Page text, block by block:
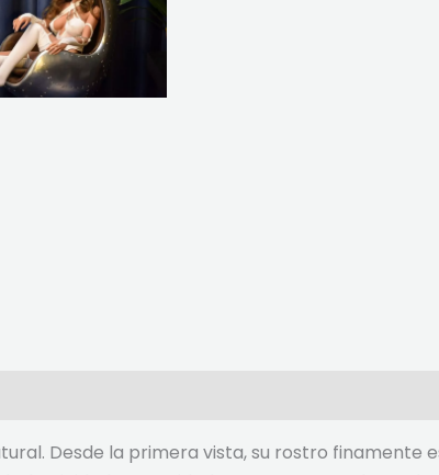
Desde la primera vista, su rostro finamente